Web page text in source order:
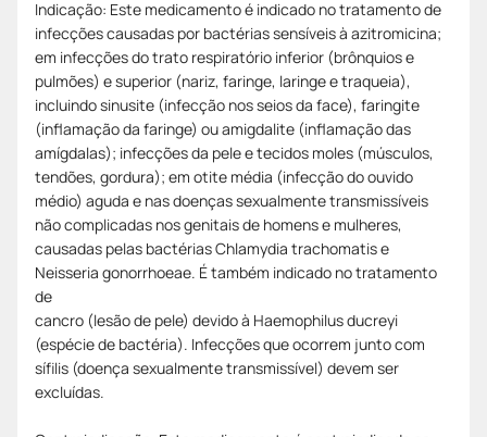
Indicação: Este medicamento é indicado no tratamento de
infecções causadas por bactérias sensíveis à azitromicina;
em infecções do trato respiratório inferior (brônquios e
pulmões) e superior (nariz, faringe, laringe e traqueia),
incluindo sinusite (infecção nos seios da face), faringite
(inflamação da faringe) ou amigdalite (inflamação das
amígdalas); infecções da pele e tecidos moles (músculos,
tendões, gordura); em otite média (infecção do ouvido
médio) aguda e nas doenças sexualmente transmissíveis
não complicadas nos genitais de homens e mulheres,
causadas pelas bactérias Chlamydia trachomatis e
Neisseria gonorrhoeae. É também indicado no tratamento
de
cancro (lesão de pele) devido à Haemophilus ducreyi
(espécie de bactéria). Infecções que ocorrem junto com
sífilis (doença sexualmente transmissível) devem ser
excluídas.